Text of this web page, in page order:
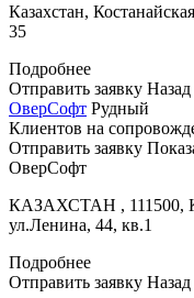
Казахстан,
35
Подробнее
Отправить заявку Назад
ОверСофт Рудный
Клиентов на
Отправить заявку
ОверСофт
КАЗАХСТАН , 111500,
ул.Ленина, 44, кв.1
Подробнее
Отправить заявку Назад